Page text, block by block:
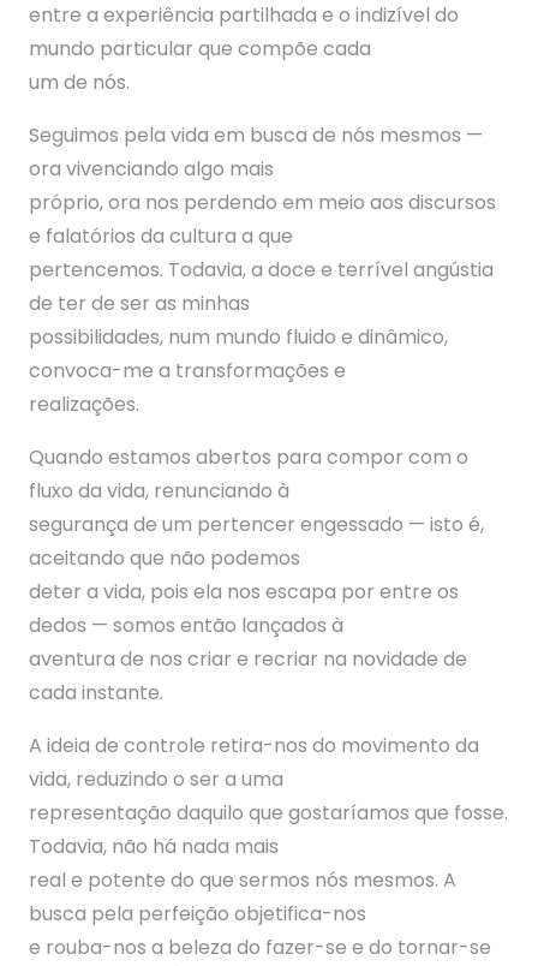
entre a experiência partilhada e o indizível do
mundo particular que compõe cada
um de nós.
Seguimos pela vida em busca de nós mesmos —
ora vivenciando algo mais
próprio, ora nos perdendo em meio aos discursos
e falatórios da cultura a que
pertencemos. Todavia, a doce e terrível angústia
de ter de ser as minhas
possibilidades, num mundo fluido e dinâmico,
convoca-me a transformações e
realizações.
Quando estamos abertos para compor com o
fluxo da vida, renunciando à
segurança de um pertencer engessado — isto é,
aceitando que não podemos
deter a vida, pois ela nos escapa por entre os
dedos — somos então lançados à
aventura de nos criar e recriar na novidade de
cada instante.
A ideia de controle retira-nos do movimento da
vida, reduzindo o ser a uma
representação daquilo que gostaríamos que fosse.
Todavia, não há nada mais
real e potente do que sermos nós mesmos. A
busca pela perfeição objetifica-nos
e rouba-nos a beleza do fazer-se e do tornar-se